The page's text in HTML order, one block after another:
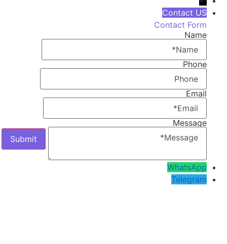
Contact US
Contact Form
Name
Phone
Email
Message
WhatsApp
Telegram